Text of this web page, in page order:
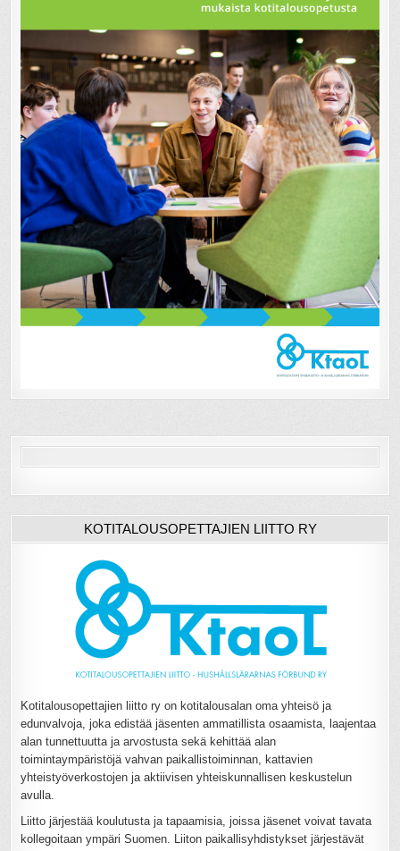
KOTITALOUSOPETTAJIEN LIITTO RY
Kotitalousopettajien liitto ry on kotitalousalan oma yhteisö ja
edunvalvoja, joka edistää jäsenten ammatillista osaamista, laajentaa
alan tunnettuutta ja arvostusta sekä kehittää alan
toimintaympäristöjä vahvan paikallistoiminnan, kattavien
yhteistyöverkostojen ja aktiivisen yhteiskunnallisen keskustelun
avulla.
Liitto järjestää koulutusta ja tapaamisia, joissa jäsenet voivat tavata
kollegoitaan ympäri Suomen. Liiton paikallisyhdistykset järjestävät